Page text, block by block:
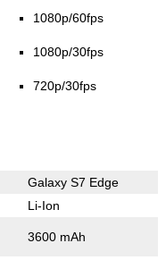
1080p/60fps
1080p/30fps
720p/30fps
Galaxy S7 Edge
Li-Ion
3600 mAh